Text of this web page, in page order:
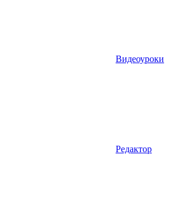
Видеоуроки
Редактор